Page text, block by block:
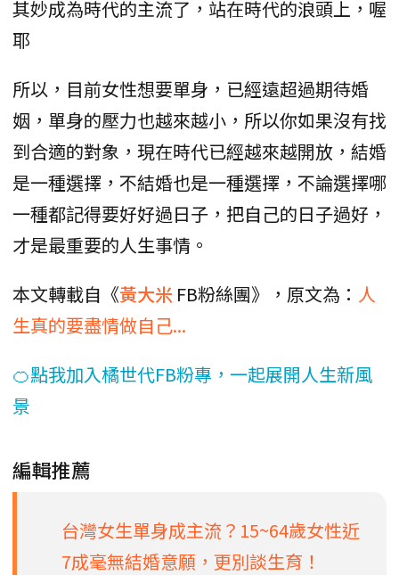
其妙成為時代的主流了，站在時代的浪頭上，喔
耶
所以，目前女性想要單身，已經遠超過期待婚
姻，單身的壓力也越來越小，所以你如果沒有找
到合適的對象，現在時代已經越來越開放，結婚
是一種選擇，不結婚也是一種選擇，不論選擇哪
一種都記得要好好過日子，把自己的日子過好，
才是最重要的人生事情。
本文轉載自《黃大米 FB粉絲團》，原文為： 人
生真的要盡情做自己...
🍊點我加入橘世代FB粉專，一起展開人生新風
景
編輯推薦
台灣女生單身成主流？15~64歲女性近
7成毫無結婚意願，更別談生育！